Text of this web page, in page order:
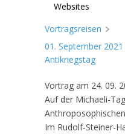
Websites
Vortragsreisen
01. September
Antikriegstag
Vortrag am 24. 09.
Auf der Michaeli-
Im Rudolf-Steiner-